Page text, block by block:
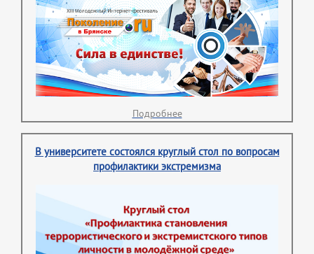
Подробнее
В университете состоялся круглый стол по вопросам
профилактики экстремизма